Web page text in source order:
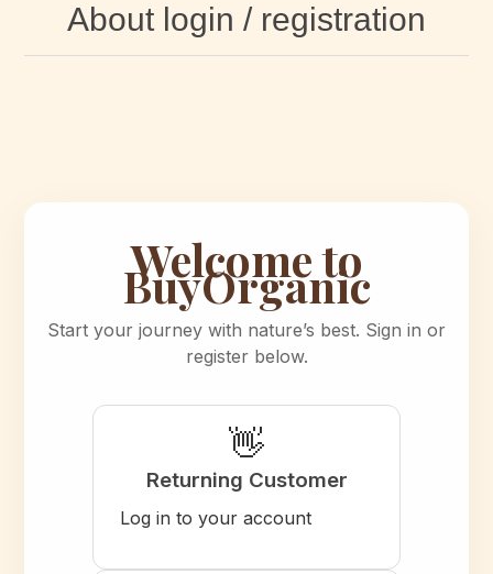
About login / registration
Welcome to
BuyOrganic
Start your journey with nature’s best. Sign in or
register below.
👋
Returning Customer
Log in to your account